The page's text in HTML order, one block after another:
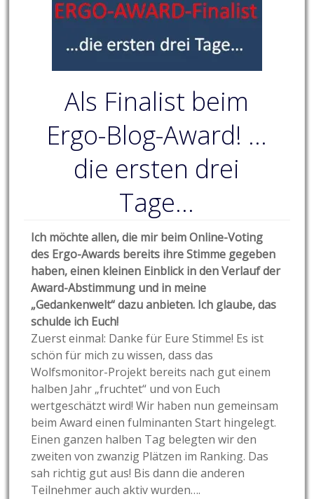
Als Finalist beim
Ergo-Blog-Award! …
die ersten drei
Tage…
Ich möchte allen, die mir beim Online-Voting
des Ergo-Awards bereits ihre Stimme gegeben
haben, einen kleinen Einblick in den Verlauf der
Award-Abstimmung und in meine
„Gedankenwelt“ dazu anbieten. Ich glaube, das
schulde ich Euch!
Zuerst einmal: Danke für Eure Stimme! Es ist
schön für mich zu wissen, dass das
Wolfsmonitor-Projekt bereits nach gut einem
halben Jahr „fruchtet“ und von Euch
wertgeschätzt wird! Wir haben nun gemeinsam
beim Award einen fulminanten Start hingelegt.
Einen ganzen halben Tag belegten wir den
zweiten von zwanzig Plätzen im Ranking. Das
sah richtig gut aus! Bis dann die anderen
Teilnehmer auch aktiv wurden….